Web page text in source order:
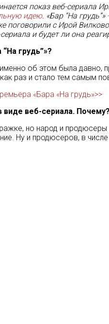
показ веб-сериала
идею. «Бар “На
с Ирой
и будет ли она
грудь”»?
об этом была
раз и стало тем самым
«Бара «На грудь»>>
веб-сериала.
но народ и
Ну и продюсеров, в